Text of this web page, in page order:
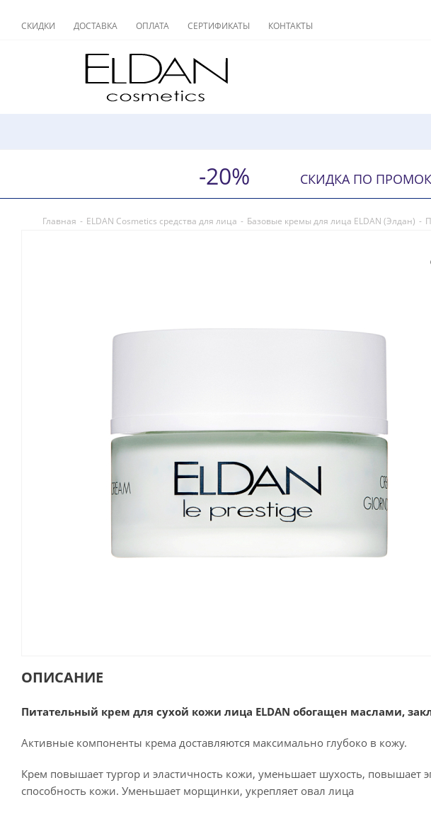
СКИДКИ ДОСТАВКА ОПЛАТА СЕРТИФИКАТЫ КОНТАКТЫ
-20% СКИДКА ПО
Главная - ELDAN Cosmetics средства для лица - Базовые кремы для лица ELDAN (Элдан) -
ОПИСАНИЕ
Питательный крем для сухой кожи лица ELDAN обогащен маслами,
Активные компоненты крема доставляются максимально глубоко в кожу.
Крем повышает тургор и эластичность кожи, уменьшает шухость,
способность кожи. Уменьшает морщинки, укрепляет овал лица